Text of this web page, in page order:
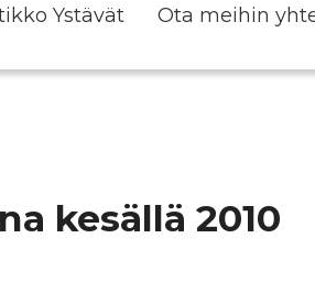
Ystävät Ota meihin
kesällä 2010